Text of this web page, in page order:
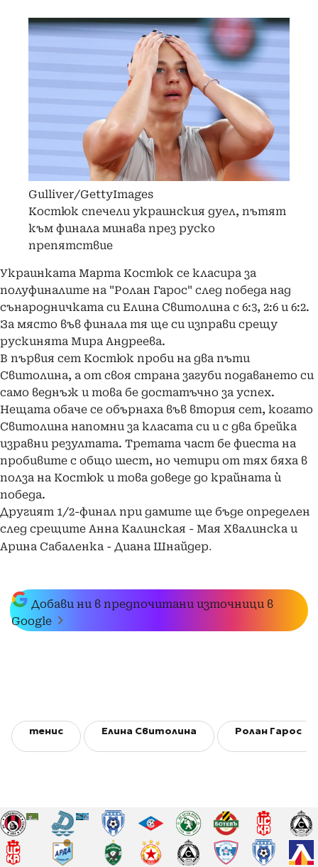
Gulliver/GettyImages
Костюк спечели украинския дуел, пътят
към финала минава през руско
препятствие
Украинката Марта Костюк се класира за
полуфиналите на "Ролан Гарос" след победа над
сънародничката си Елина Свитолина с 6:3, 2:6 и 6:2.
За място във финала тя ще си изправи срещу
рускинята Мира Андреева.
В първия сет Костюк проби на два пъти
Свитолина, а от своя страна загуби подаването си
само веднъж и това бе достатъчно за успех.
Нещата обаче се обърнаха във втория сет, когато
Свитолина напомни за класата си и с два брейка
изравни резултата. Третата част бе фиеста на
пробивите с общо шест, но четири от тях бяха в
полза на Костюк и това доведе до крайната ѝ
победа.
Другият 1/2-финал при дамите ще бъде определен
след срещите Анна Калинская - Мая Хвалинска и
Арина Сабаленка - Диана Шнайдер.
Добави ни в предпочитани източници в
Google
тенис Елина Свитолина Ролан Гарос